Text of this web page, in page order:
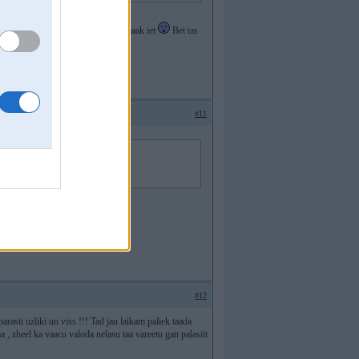
un uzreiz savaadaak, patiikamaak iet
Bet tas
#11
varētu būt kruta
#12
uzliki un viss !!! Tad jau laikam paliek taada
zheel ka vaacu valoda nelasu taa vareetu gan palasiit